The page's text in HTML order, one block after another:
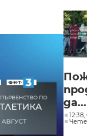
да...
Чете